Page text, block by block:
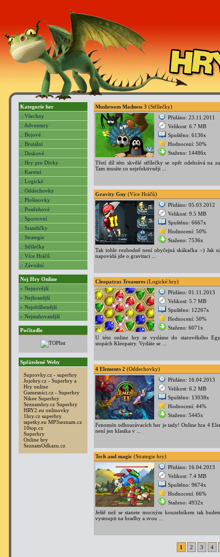
Kategorie her
.: Všechny
.: Adventury
.: Bojové
.: Brutální
.: Deskové
.: Hry pro Dívky
.: Karetní
.: Logické
.: Oddechovky
.: Plošinovky
.: Postřehové
.: Sportovní
.: Srandičky
.: Strategie
.: Střílečky
.: Více Hráčů
.: Závodní
Nej Hry Online
» Nejnovější
» Nejhranější
» Nejoblíbenější
» Nejstahovanější
Počítadlo
Spřátelené Weby
Suprovky.cz - superhry
Jojohry.cz - Superhry a
Hry online
Gamesníci.cz - Superhry
Nikee Superhry
Seznamhry.cz Superhry
HRY2.eu onlinovky
1hry.cz superhry
tapetky.eu MP3seznam.cz
10top.cz
Superhry
Online hry
SeznamOdkazu.cz
Mushroom Madness 3 (Střílečky)
Přidáno: 23.11.2011
Velikost: 6.7 MB
Spuštěno: 6136x
Hodnocení: 50%
Staženo: 14486x
Třetí díl této skvělé střílečky se opět odehrává na
Tam musíte co nejefektivněji ...
Gravity Guy (Více Hráčů)
Přidáno: 05.03.2012
Velikost: 9.5 MB
Spuštěno: 6667x
Hodnocení: 50%
Staženo: 7536x
Tak tohle rozhodně není obyčejná skákačka :-) Jak
napovídá jde o gravitaci ...
Cleopatras Treasures (Logické hry)
Přidáno: 01.11.2013
Velikost: 5.7 MB
Spuštěno: 12267x
Hodnocení: 50%
Staženo: 6071x
U této online hry se vydáme do starověkého
stopách Kleopatry. Vydáte se ...
4 Elements 2 (Oddechovky)
Přidáno: 16.04.2013
Velikost: 6.2 MB
Spuštěno: 13038x
Hodnocení: 44%
Staženo: 5445x
Fenomén odbourávacích her je tady! Online hra 4
není jen klasika v ...
Tech and magic (Strategie hry)
Přidáno: 16.04.2013
Velikost: 7.4 MB
Spuštěno: 9674x
Hodnocení: 66%
Staženo: 4932x
Ještě než se stanete mocným kouzelníkem tak
vystoupit na hradby a svou ...
1 2 3 4